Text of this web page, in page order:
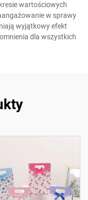
wartościowych
w sprawy
wyjątkowy efekt
dla wszystkich